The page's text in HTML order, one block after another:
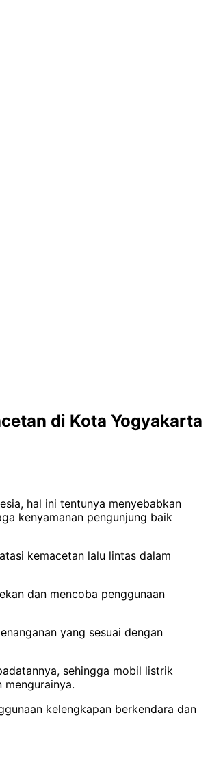
di Kota Yogyakarta
hal ini tentunya menyebabkan
kenyamanan pengunjung baik
kemacetan lalu lintas dalam
dan mencoba penggunaan
yang sesuai dengan
sehingga mobil listrik
kelengkapan berkendara dan